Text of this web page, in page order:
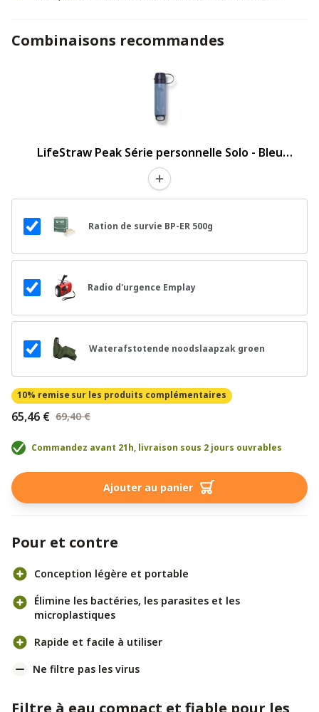
Combinaisons recommandes
LifeStraw Peak Série personnelle Solo - Bleu
montagne
Ration de survie BP-ER 500g
Radio d'urgence Emplay
Waterafstotende noodslaapzak groen
10% remise sur les produits complémentaires
65,46 € 69,40 €
Commandez avant 21h, livraison sous 2 jours ouvrables
Ajouter au panier
Pour et contre
Conception légère et portable
Élimine les bactéries, les parasites et les
microplastiques
Rapide et facile à utiliser
Ne filtre pas les virus
Filtre à eau compact et fiable pour les